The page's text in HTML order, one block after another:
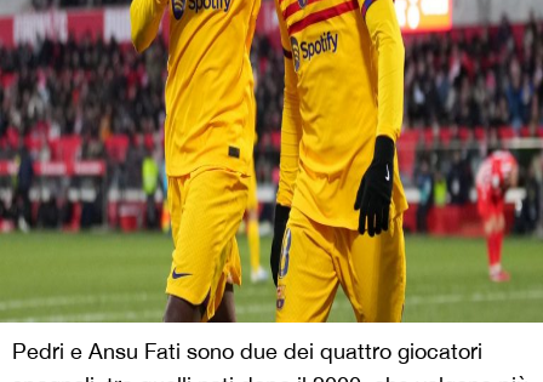
Pedri e Ansu Fati sono due dei quattro giocatori